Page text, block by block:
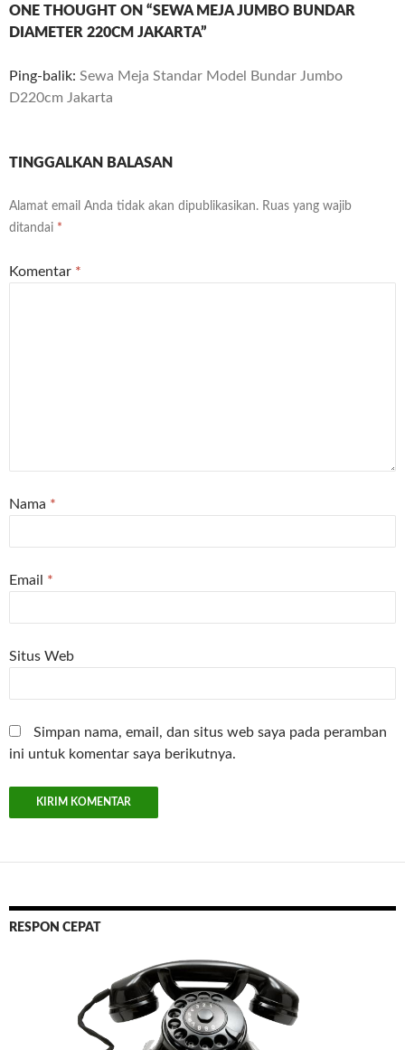
ONE THOUGHT ON “SEWA MEJA JUMBO BUNDAR
DIAMETER 220CM JAKARTA”
Ping-balik: Sewa Meja Standar Model Bundar Jumbo
D220cm Jakarta
TINGGALKAN BALASAN
Alamat email Anda tidak akan dipublikasikan. Ruas yang wajib
ditandai *
Komentar *
Nama *
Email *
Situs Web
Simpan nama, email, dan situs web saya pada peramban
ini untuk komentar saya berikutnya.
RESPON CEPAT